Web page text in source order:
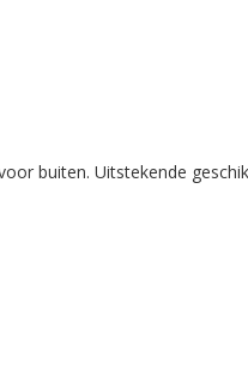
buiten. Uitstekende